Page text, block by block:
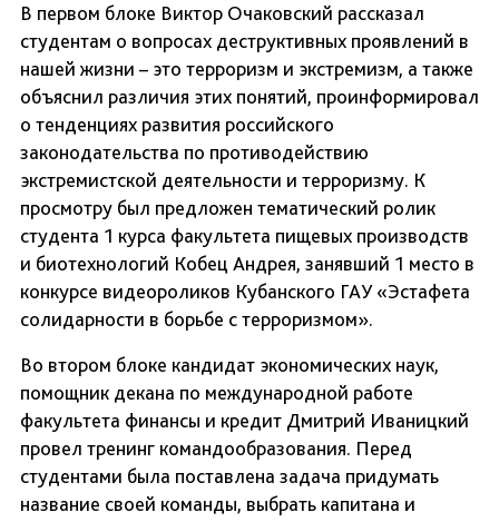
В первом блоке Виктор Очаковский рассказал
студентам о вопросах деструктивных проявлений в
нашей жизни – это терроризм и экстремизм, а также
объяснил различия этих понятий, проинформировал
о тенденциях развития российского
законодательства по противодействию
экстремистской деятельности и терроризму. К
просмотру был предложен тематический ролик
студента 1 курса факультета пищевых производств
и биотехнологий Кобец Андрея, занявший 1 место в
конкурсе видеороликов Кубанского ГАУ «Эстафета
солидарности в борьбе с терроризмом».
Во втором блоке кандидат экономических наук,
помощник декана по международной работе
факультета финансы и кредит Дмитрий Иваницкий
провел тренинг командообразования. Перед
студентами была поставлена задача придумать
название своей команды, выбрать капитана и